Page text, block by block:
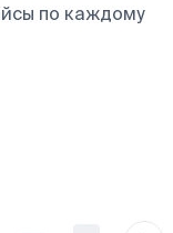
по каждому